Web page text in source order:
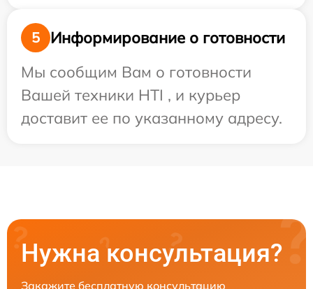
5
Информирование о готовности
Мы сообщим Вам о готовности
Вашей техники HTI , и курьер
доставит ее по указанному адресу.
Нужна консультация?
Закажите бесплатную консультацию